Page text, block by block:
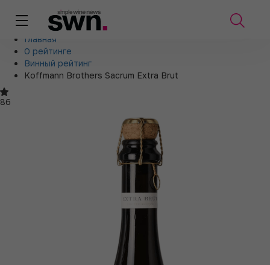
Главная
О рейтинге
Винный рейтинг
Koffmann Brothers Sacrum Extra Brut
86